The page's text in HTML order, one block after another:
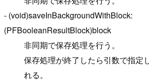
- (void)saveInBackgroundWithBlock:
(PFBooleanResultBlock)block
非同期で保存処理を行う。
保存処理が終了したら引数で指定
れる。